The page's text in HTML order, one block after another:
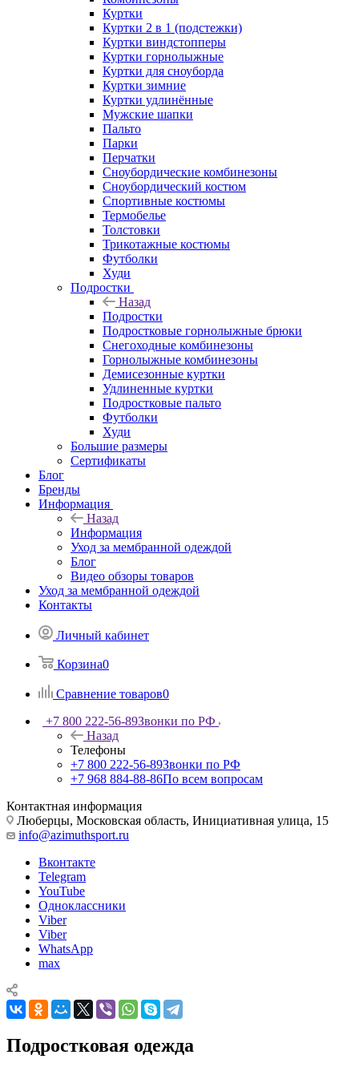
Куртки
Куртки 2 в 1 (подстежки)
Куртки виндстопперы
Куртки горнолыжные
Куртки для сноуборда
Куртки зимние
Куртки удлинённые
Мужские шапки
Пальто
Парки
Перчатки
Сноубордические комбинезоны
Сноубордический костюм
Спортивные костюмы
Термобелье
Толстовки
Трикотажные костюмы
Футболки
Худи
Подростки
Назад
Подростки
Подростковые горнолыжные брюки
Снегоходные комбинезоны
Горнолыжные комбинезоны
Демисезонные куртки
Удлиненные куртки
Подростковые пальто
Футболки
Худи
Большие размеры
Сертификаты
Блог
Бренды
Информация
Назад
Информация
Уход за мембранной одеждой
Блог
Видео обзоры товаров
Уход за мембранной одеждой
Контакты
Личный кабинет
Корзина0
Сравнение товаров0
+7 800 222-56-89Звонки по РФ
Назад
Телефоны
+7 800 222-56-89Звонки по РФ
+7 968 884-88-86По всем вопросам
Контактная информация
Люберцы, Московская область, Инициативная улица, 15
info@azimuthsport.ru
Вконтакте
Telegram
YouTube
Одноклассники
Viber
Viber
WhatsApp
max
Подростковая одежда